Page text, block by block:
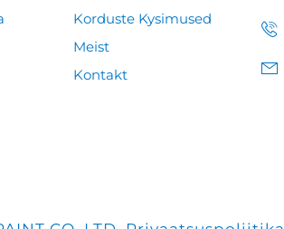
Korduste Kysimused
Meist
Kontakt